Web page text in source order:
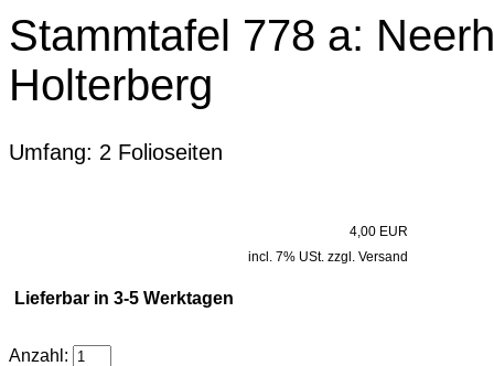
Stammtafel 778 a:
Holterberg
Umfang: 2 Folioseiten
4,00 EUR
incl. 7% USt. zzgl. Versand
Lieferbar in 3-5 Werktagen
Anzahl: